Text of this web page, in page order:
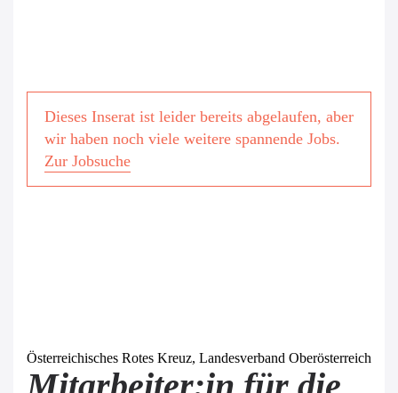
Dieses Inserat ist leider bereits abgelaufen, aber
wir haben noch viele weitere spannende Jobs.
Zur Jobsuche
Österreichisches Rotes Kreuz, Landesverband Oberösterreich